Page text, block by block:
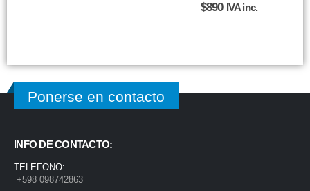
$890 IVA inc.
Ponerse en contacto
INFO DE CONTACTO:
TELEFONO:
+598 098742863